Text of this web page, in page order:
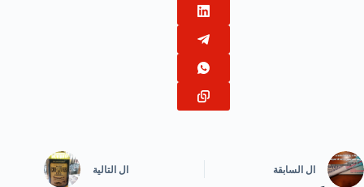
ال السابقة ال التالية